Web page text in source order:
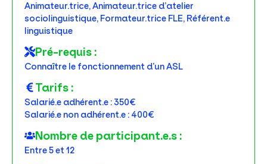
Animateur.trice, Animateur.trice d’atelier
sociolinguistique, Formateur.trice FLE, Référent.e
linguistique
Pré-requis :
Connaître le fonctionnement d’un ASL
Tarifs :
Salarié.e adhérent.e : 350€
Salarié.e non adhérent.e : 400€
Nombre de participant.e.s :
Entre 5 et 12